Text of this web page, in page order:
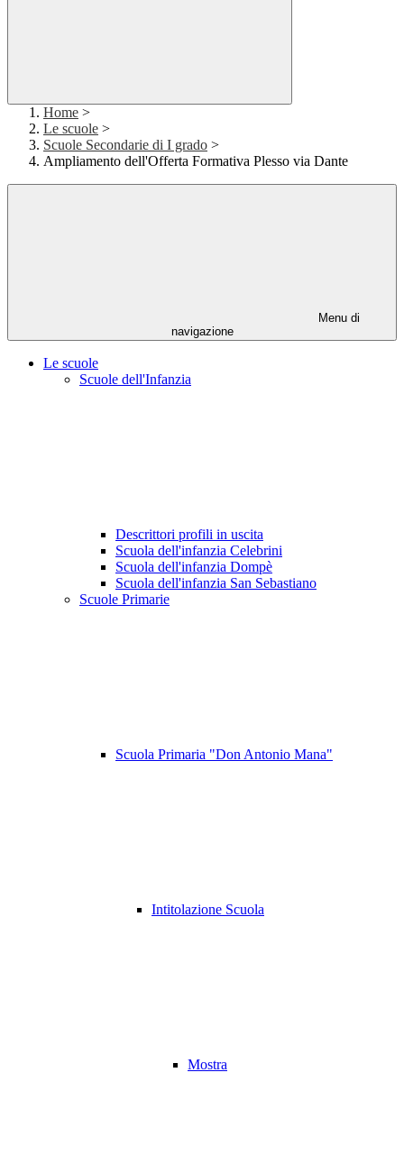
Home >
Le scuole >
Scuole Secondarie di I grado >
Ampliamento dell'Offerta Formativa Plesso via Dante
Menu di
navigazione
Le scuole
Scuole dell'Infanzia
Descrittori profili in uscita
Scuola dell'infanzia Celebrini
Scuola dell'infanzia Dompè
Scuola dell'infanzia San Sebastiano
Scuole Primarie
Scuola Primaria "Don Antonio Mana"
Intitolazione Scuola
Mostra